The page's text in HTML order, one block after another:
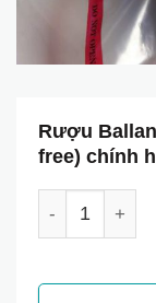
Rượu
free) chính
Rượu